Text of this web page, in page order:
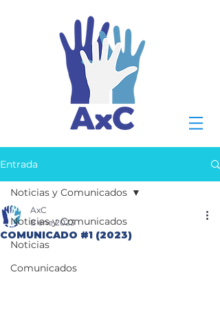
Entrada
Noticias y Comunicados
Noticias
Comunicados
Noticias y Comunicados
COMUNICADO #1 (2023)
AxC
8 ene 2023